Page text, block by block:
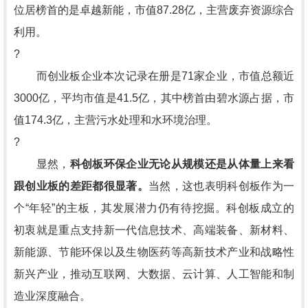
位居榜首的是卓越新能，市值87.28亿，主营废弃资源综合
利用。
?
而创业板企业本次记录在册是71家企业，市值总额近
3000亿，平均市值是41.5亿，其中榜首由碧水源占据，市
值174.3亿，主营污水处理和水环境治理。
?
显然， 科创板环保企业无论从规模还是从体量上来看
跟创业板的差距都很显著。 当然，这也表明科创板作为一
个“年轻”的主板，其发展潜力仍有待挖掘。科创板成立的
初衷就是重点支持新一代信息技术、高端装备、新材料、
新能源、节能环保以及生物医药等高新技术产业和战略性
新兴产业，推动互联网、大数据、云计算、人工智能和制
造业深度融合。